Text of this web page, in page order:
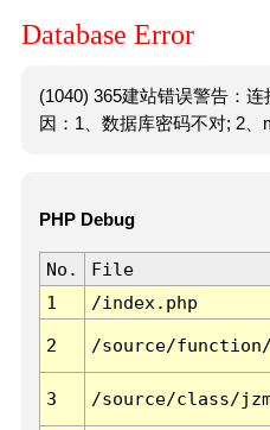
Database Error
(1040) 365建站错误警告：
因：1、数据库密码不对; 2、
PHP Debug
No. File
1
/index.php
2 /source/
3 /source/class/